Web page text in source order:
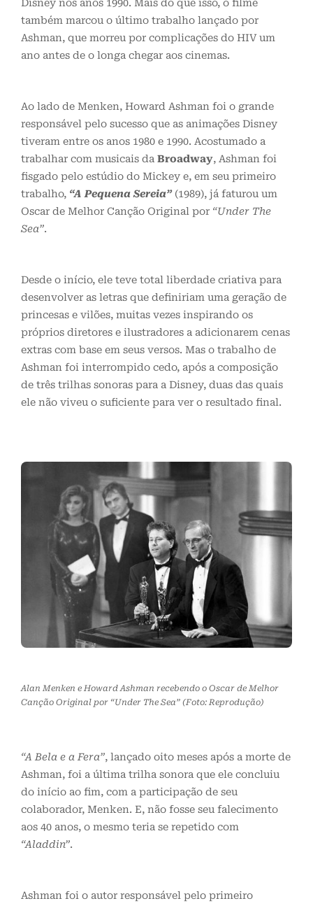
Disney nos anos 1990. Mais do que isso, o filme
também marcou o último trabalho lançado por
Ashman, que morreu por complicações do HIV um
ano antes de o longa chegar aos cinemas.
Ao lado de Menken, Howard Ashman foi o grande
responsável pelo sucesso que as animações Disney
tiveram entre os anos 1980 e 1990. Acostumado a
trabalhar com musicais da Broadway, Ashman foi
fisgado pelo estúdio do Mickey e, em seu primeiro
trabalho, “APequena Sereia” (1989), já faturou um
Oscar de Melhor Canção Original por “Under The
Sea”.
Desde o início, ele teve total liberdade criativa para
desenvolver as letras que definiriam uma geração de
princesas e vilões, muitas vezes inspirando os
próprios diretores e ilustradores a adicionarem cenas
extras com base em seus versos. Mas o trabalho de
Ashman foi interrompido cedo, após a composição
de três trilhas sonoras para a Disney, duas das quais
ele não viveu o suficiente para ver o resultado final.
Alan Menken e Howard Ashman recebendo o Oscar de Melhor
Canção Original por “Under The Sea” (Foto: Reprodução)
“A Bela e a Fera”, lançado oito meses após a morte de
Ashman, foi a última trilha sonora que ele concluiu
do início ao fim, com a participação de seu
colaborador, Menken. E, não fosse seu falecimento
aos 40 anos, o mesmo teria se repetido com
“Aladdin”.
Ashman foi o autor responsável pelo primeiro